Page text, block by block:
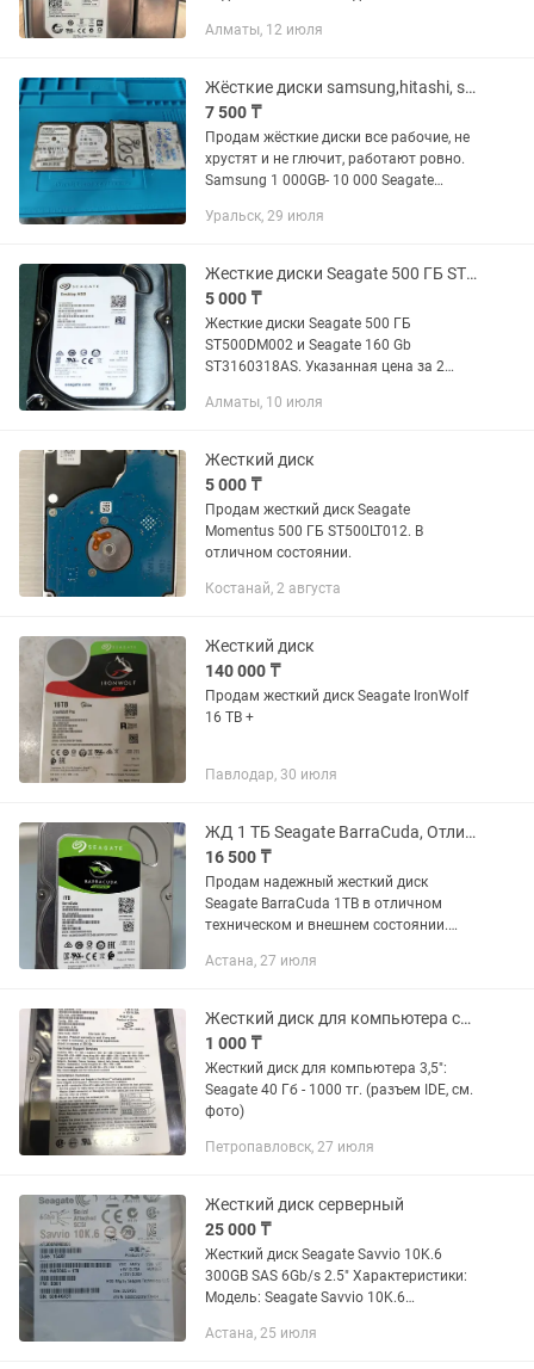
всему что имеет вход usb. Кейс из
Алматы, 12 июля
Жёсткие диски samsung,hitashi, seagate
7 500 ₸
Продам жёсткие диски все рабочие, не
хрустят и не глючит, работают ровно.
Samsung 1 000GB- 10 000 Seagate
Возможна оплата через Kaspi Red
Уральск, 29 июля
Жесткие диски Seagate 500 ГБ ST500DM002 и Seagate 160 Gb (цена за 2)
5 000 ₸
Жесткие диски Seagate 500 ГБ
ST500DM002 и Seagate 160 Gb
ST3160318AS. Указанная цена за 2
состоянии, были подключены к
видео, фильмов и...
Алматы, 10 июля
Жесткий диск
5 000 ₸
Продам жесткий диск Seagate
Momentus 500 ГБ ST500LT012. В
отличном состоянии.
Костанай, 2 августа
Жесткий диск
140 000 ₸
Продам жесткий диск Seagate IronWolf
16 TB +
Павлодар, 30 июля
ЖД 1 ТБ Seagate BarraCuda, Отличное состояние Гарантия
16 500 ₸
Продам надежный жесткий диск
Seagate BarraCuda 1TB в отличном
техническом и внешнем состоянии.
домашних серверов или в качестве
фото...
Астана, 27 июля
Жесткий диск для компьютера старого типа
1 000 ₸
Жесткий диск для компьютера 3,5":
Seagate 40 Гб - 1000 тг. (разъем IDE, см.
фото)
Петропавловск, 27 июля
Жесткий диск серверный
25 000 ₸
Жесткий диск Seagate Savvio 10K.6
300GB SAS 6Gb/s 2.5" Характеристики:
Модель: Seagate Savvio 10K.6
Интерфейс: SAS (Serial Attached SCSI)
Астана, 25 июля